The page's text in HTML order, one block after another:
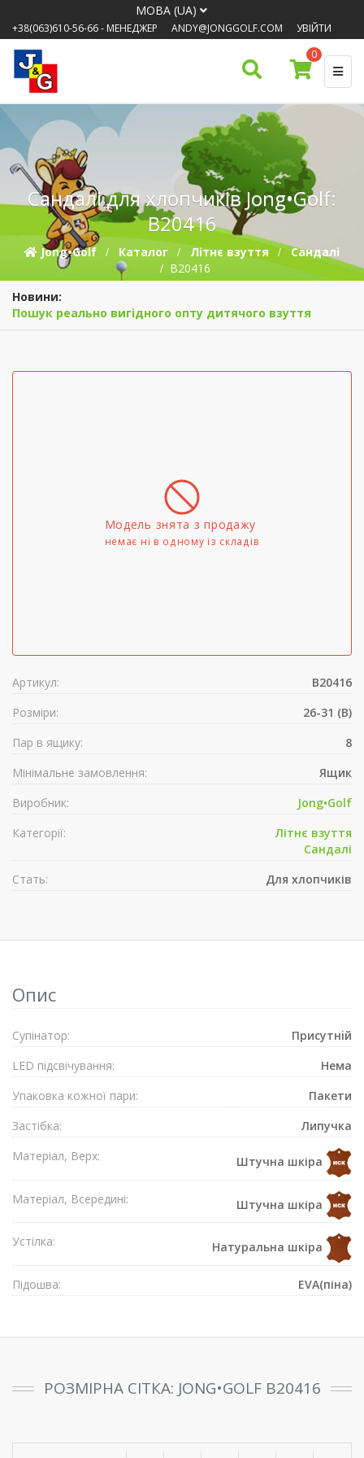
МОВА (UA)
+38(063)610-56-66- МЕНЕДЖЕР ANDY@JONGGOLF.COM
УВІЙТИ
0
Сандалі для хлопчиків Jong•Golf:
B20416
Jong•Golf Каталог Літнє взуття
Сандалі
B20416
Новини:
Пошук реально вигідного опту дитячого взуття
Модель знята з продажу
немає ні в одному iз складів
Артикул:
B20416
Розміри:
26-31 (B)
Пар в ящику:
8
Мінімальне замовлення:
Ящик
Виробник:
Jong•Golf
Категорії:
Літнє взуття
Сандалі
Стать:
Для хлопчиків
Опис
Супiнатор:
Присутнiй
LED підсвічування:
Нема
Упаковка кожної пари:
Пакети
Застібка:
Липучка
Матеріал, Верх:
Штучна шкіра
Матеріал, Всередині: Штучна шкіра
Устілка: Натуральна шкіра
Підошва: EVA(піна)
РОЗМІРНА СІТКА: JONG•GOLF B20416